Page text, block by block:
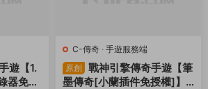
遊【1.
器免授
C-傳奇 · 手遊服務端
原創
戰神引擎傳奇手遊【筆
墨傳奇[小蘭插件免授權]】